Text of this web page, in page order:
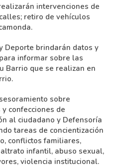
intervenciones de
retiro de vehículos
Deporte brindarán datos y
informar sobre las
Barrio que se realizan en
sobre
confecciones de
al ciudadano y Defensoría
tareas de concientización
conflictos familiares,
infantil, abuso sexual,
violencia institucional.